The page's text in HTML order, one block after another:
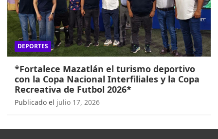
DEPORTES
*Fortalece Mazatlán el turismo deportivo
con la Copa Nacional Interfiliales y la Copa
Recreativa de Futbol 2026*
Publicado el julio 17, 2026